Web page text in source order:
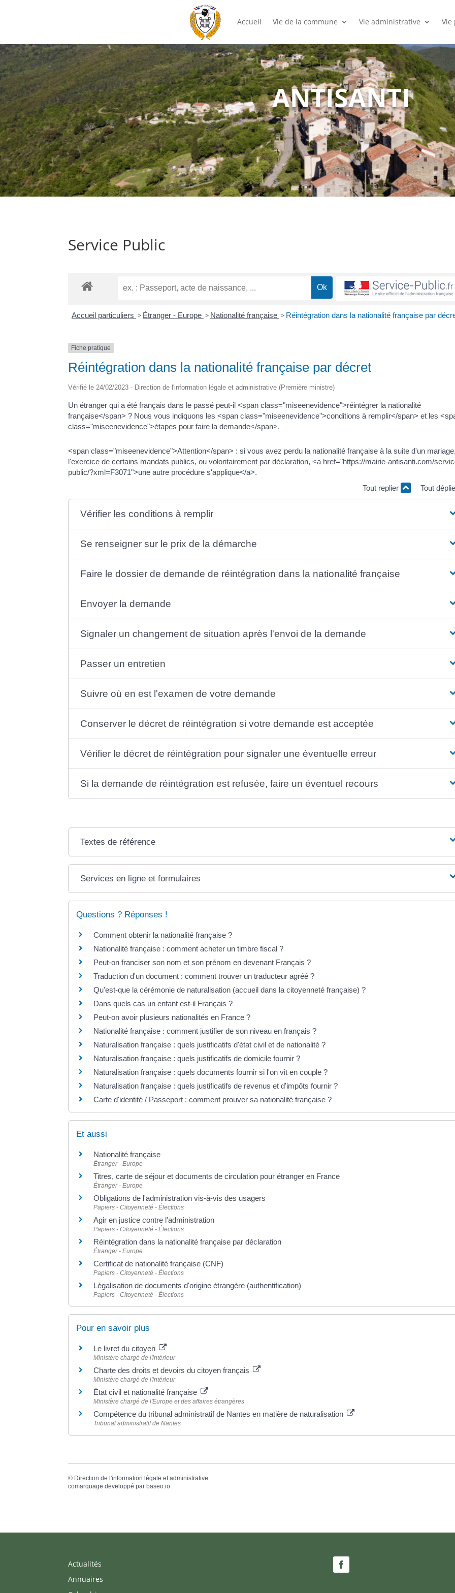
Accueil Vie de la commune Vie administrative Vie
ANTISANTI
Service Public
Accueil particuliers > Étranger - Europe > Nationalité française > Réintégration dans la nationalité française par
Fiche pratique
Réintégration dans la nationalité française par décret
Vérifié le 24/02/2023 - Direction de l'information légale et administrative (Première ministre)
Un étranger qui a été français dans le passé peut-il <span class="miseenevidence">réintégrer la nationalité
française</span> ? Nous vous indiquons les <span class="miseenevidence">conditions à remplir</span> et les
class="miseenevidence">étapes pour faire la demande</span>.
<span class="miseenevidence">Attention</span> : si vous avez perdu la nationalité française à la suite d'un
l'exercice de certains mandats publics, ou volontairement par déclaration, <a href="https://mairie-antisanti.com/
public/?xml=F3071">une autre procédure s'applique</a>.
Tout replier
Tout
Vérifier les conditions à remplir
Se renseigner sur le prix de la démarche
Faire le dossier de demande de réintégration dans la nationalité française
Envoyer la demande
Signaler un changement de situation après l'envoi de la demande
Passer un entretien
Suivre où en est l'examen de votre demande
Conserver le décret de réintégration si votre demande est acceptée
Vérifier le décret de réintégration pour signaler une éventuelle erreur
Si la demande de réintégration est refusée, faire un éventuel recours
Textes de référence
Services en ligne et formulaires
Questions ? Réponses !
Comment obtenir la nationalité française ?
Nationalité française : comment acheter un timbre fiscal ?
Peut-on franciser son nom et son prénom en devenant Français ?
Traduction d'un document : comment trouver un traducteur agréé ?
Qu'est-que la cérémonie de naturalisation (accueil dans la citoyenneté française) ?
Dans quels cas un enfant est-il Français ?
Peut-on avoir plusieurs nationalités en France ?
Nationalité française : comment justifier de son niveau en français ?
Naturalisation française : quels justificatifs d'état civil et de nationalité ?
Naturalisation française : quels justificatifs de domicile fournir ?
Naturalisation française : quels documents fournir si l'on vit en couple ?
Naturalisation française : quels justificatifs de revenus et d'impôts fournir ?
Carte d'identité / Passeport : comment prouver sa nationalité française ?
Et aussi
Nationalité française
Étranger - Europe
Titres, carte de séjour et documents de circulation pour étranger en France
Étranger - Europe
Obligations de l'administration vis-à-vis des usagers
Papiers - Citoyenneté - Élections
Agir en justice contre l'administration
Papiers - Citoyenneté - Élections
Réintégration dans la nationalité française par déclaration
Étranger - Europe
Certificat de nationalité française (CNF)
Papiers - Citoyenneté - Élections
Légalisation de documents d'origine étrangère (authentification)
Papiers - Citoyenneté - Élections
Pour en savoir plus
Le livret du citoyen
Ministère chargé de l'intérieur
Charte des droits et devoirs du citoyen français
Ministère chargé de l'intérieur
État civil et nationalité française
Ministère chargé de l'Europe et des affaires étrangères
Compétence du tribunal administratif de Nantes en matière de naturalisation
Tribunal administratif de Nantes
© Direction de l'information légale et administrative
comarquage developpé parbaseo.io
Actualités
Annuaires